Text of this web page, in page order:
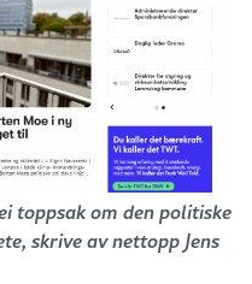
toppsak om den politiske
skrive av nettopp Jens